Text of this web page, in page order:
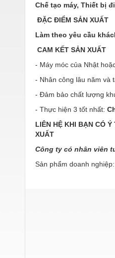
Chế tạo máy, Thiết bị
ĐẶC ĐIỂM SẢN XUẤT
Làm theo yêu cầu
CAM KẾT SẢN XUẤT
- Máy móc của Nhật
- Nhân công lâu năm và
- Đảm bảo chất lượng
- Thực hiện 3 tốt nhất:
LIÊN HỆ KHI BẠN CÓ
Công ty có nhân viên
Sản phẩm doanh nghiệp: